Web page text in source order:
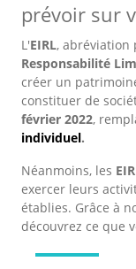
prévoir sur
L'EIRL, abréviation
Responsabilité
créer un
constituer de
février 2022,
individuel.
Néanmoins, les
exercer leurs
établies. Grâce à
découvrez ce que